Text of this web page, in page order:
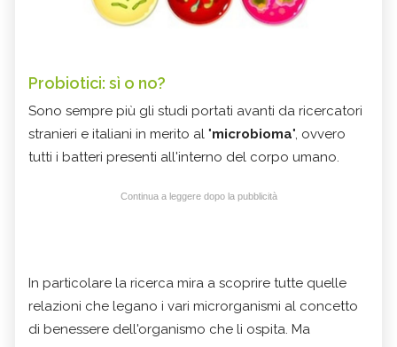
Probiotici: sì o no?
Sono sempre più gli studi portati avanti da ricercatori
stranieri e italiani in merito al "microbioma", ovvero
tutti i batteri presenti all'interno del corpo umano.
Continua a leggere dopo la pubblicità
In particolare la ricerca mira a scoprire tutte quelle
relazioni che legano i vari microrganismi al concetto
di benessere dell'organismo che li ospita. Ma